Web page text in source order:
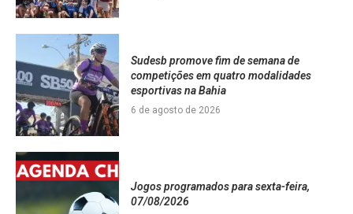
Sudesb promove fim de semana de
competições em quatro modalidades
esportivas na Bahia
6 de agosto de 2026
Jogos programados para sexta-feira,
07/08/2026